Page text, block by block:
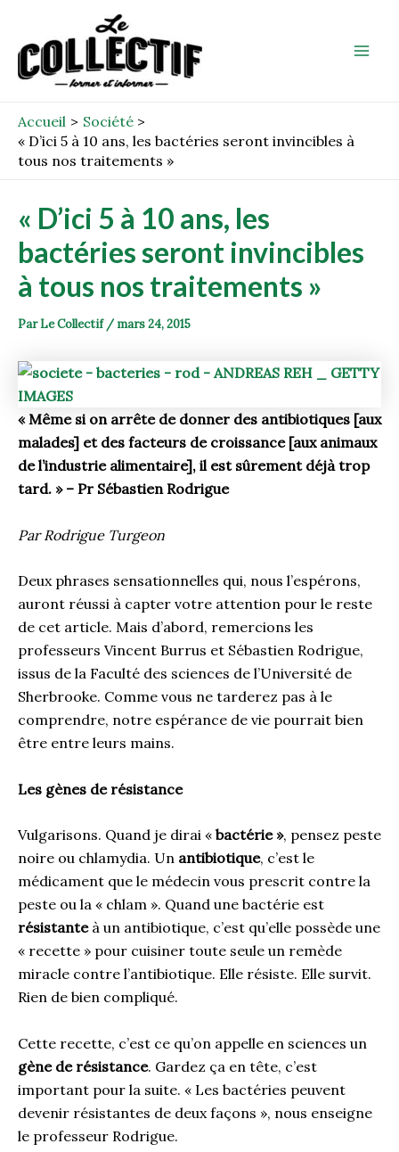
contenu
Accueil
Société
« D’ici 5 à 10 ans, les bactéries seront invincibles à
tous nos traitements »
« D’ici 5 à 10 ans, les
bactéries seront invincibles
à tous nos traitements »
ParLe Collectif / mars 24, 2015
« Même si on arrête de donner des antibiotiques [aux
malades] et des facteurs de croissance [aux animaux
de l’industrie alimentaire], il est sûrement déjà trop
tard. » – Pr Sébastien Rodrigue
Par Rodrigue Turgeon
Deux phrases sensationnelles qui, nous l’espérons,
auront réussi à capter votre attention pour le reste
de cet article. Mais d’abord, remercions les
professeurs Vincent Burrus et Sébastien Rodrigue,
issus de la Faculté des sciences de l’Université de
Sherbrooke. Comme vous ne tarderez pas à le
comprendre, notre espérance de vie pourrait bien
être entre leurs mains.
Les gènes de résistance
Vulgarisons. Quand je dirai « bactérie », pensez peste
noire ou chlamydia. Un antibiotique, c’est le
médicament que le médecin vous prescrit contre la
peste ou la « chlam ». Quand une bactérie est
résistanteà un antibiotique, c’est qu’elle possède une
« recette » pour cuisiner toute seule un remède
miracle contre l’antibiotique. Elle résiste. Elle survit.
Rien de bien compliqué.
Cette recette, c’est ce qu’on appelle en sciences un
gène de résistance. Gardez ça en tête, c’est
important pour la suite. « Les bactéries peuvent
devenir résistantes de deux façons », nous enseigne
le professeur Rodrigue.
navigation